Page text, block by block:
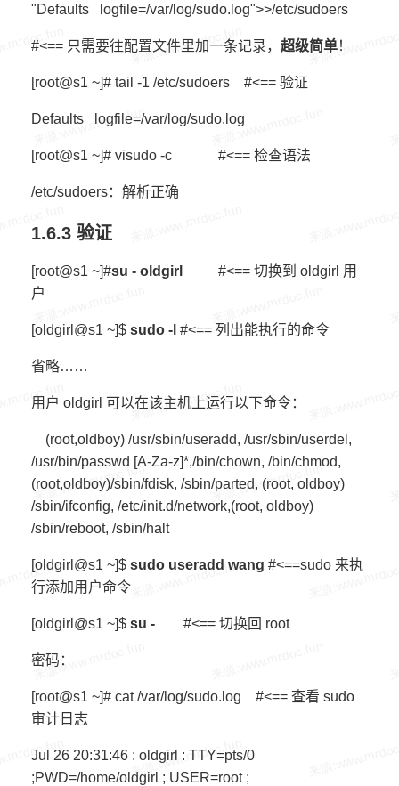
"Defaults logfile=/var/log/sudo.log">>/etc/sudoers
#<== 只需要往配置文件里加一条记录， 超级简单！
[root@s1 ~]# tail -1 /etc/sudoers #<== 验证
Defaults logfile=/var/log/sudo.log
[root@s1 ~]# visudo -c #<== 检查语法
/etc/sudoers：解析正确
1.6.3 验证
[root@s1 ~]#su - oldgirl
#<== 切换到 oldgirl 用
户
[oldgirl@s1 ~]$ sudo -l #<== 列出能执行的命令
省略……
用户 oldgirl 可以在该主机上运行以下命令：
(root,oldboy) /usr/sbin/useradd, /usr/sbin/userdel,
/usr/bin/passwd [A-Za-z]*,/bin/chown, /bin/chmod,
(root,oldboy)/sbin/fdisk, /sbin/parted, (root, oldboy)
/sbin/ifconfig, /etc/init.d/network,(root, oldboy)
/sbin/reboot, /sbin/halt
[oldgirl@s1 ~]$ sudo useradd wang #<==sudo 来执
行添加用户命令
[oldgirl@s1 ~]$ su - #<== 切换回 root
密码：
[root@s1 ~]# cat /var/log/sudo.log #<== 查看 sudo
审计日志
Jul 26 20:31:46 : oldgirl : TTY=pts/0
;PWD=/home/oldgirl ; USER=root ;